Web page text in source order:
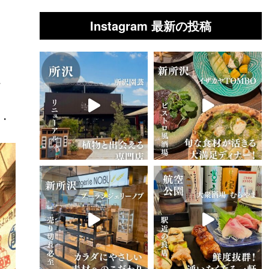
Instagram 最新の投稿